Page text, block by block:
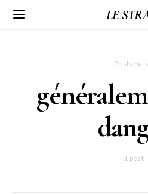
LE
Posts by
1 post